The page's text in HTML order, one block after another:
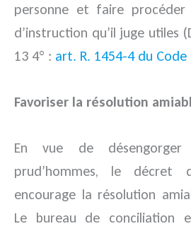
personne et faire
d’instruction qu’il juge utiles
13 4° : art. R. 1454-4 du
Favoriser la résolution
En vue de
prud’hommes, le
encourage la résolution
Le bureau de conciliation